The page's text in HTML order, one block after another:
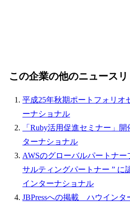
この企業の他のニュース
平成25年秋期ポートフォ
ーナショナル
「Ruby活用促進セミナー」
ターナショナル
AWSのグローバルパートナー
サルティングパートナー ”
インターナショナル
JBPressへの掲載 ハウインタ